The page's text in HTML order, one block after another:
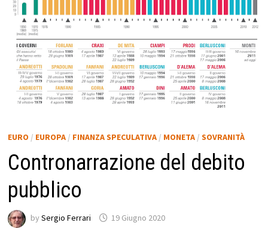
EURO / EUROPA/ FINANZA SPECULATIVA/ MONETA/ SOVRANITÀ
Contronarrazione del debito
pubblico
by Sergio Ferrari 19 Giugno 2020